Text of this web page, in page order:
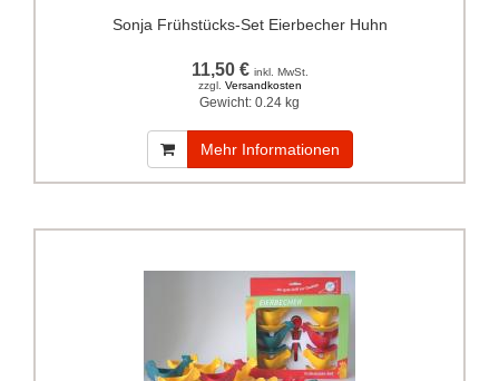
Sonja Frühstücks-Set Eierbecher Huhn
11,50 € inkl. MwSt.
zzgl. Versandkosten
Gewicht: 0.24 kg
Mehr Informationen